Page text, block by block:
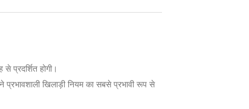
प्रदर्शित होगी।
प्रभावशाली खिलाड़ी नियम का सबसे प्रभावी रूप से